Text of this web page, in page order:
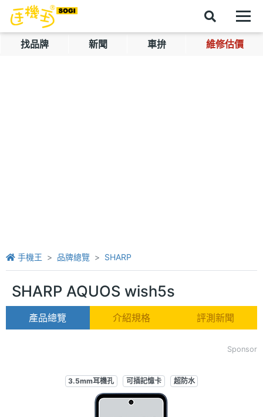
找品牌 新聞 車拚 維修估價
手機王 品牌總覽 SHARP
SHARP AQUOS wish5s
產品總覽 介紹規格 評測新聞
Sponsor
3.5mm耳機孔 可插記憶卡 超防水